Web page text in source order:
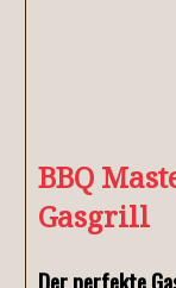
BBQ
Gasgrill